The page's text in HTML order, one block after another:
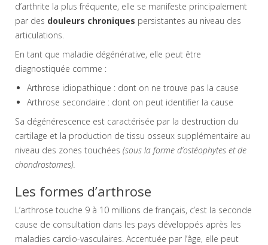
d’arthrite la plus fréquente, elle se manifeste principalement
par des douleurs chroniques persistantes au niveau des
articulations.
En tant que maladie dégénérative, elle peut être
diagnostiquée comme :
Arthrose idiopathique : dont on ne trouve pas la cause
Arthrose secondaire : dont on peut identifier la cause
Sa dégénérescence est caractérisée par la destruction du
cartilage et la production de tissu osseux supplémentaire au
niveau des zones touchées (sous la forme d’ostéophytes et de
chondrostomes).
Les formes d’arthrose
L’arthrose touche 9 à 10 millions de français, c’est la seconde
cause de consultation dans les pays développés après les
maladies cardio-vasculaires. Accentuée par l’âge, elle peut